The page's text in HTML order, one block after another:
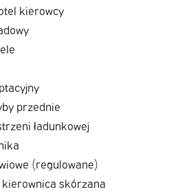
kierowcy
przednie
ładunkowej
(regulowane)
skórzana